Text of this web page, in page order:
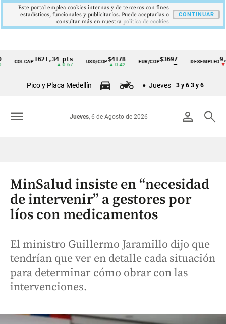
Cintillo
Colombia
1621,34 pts USD/COP$4178
▲ 0.42
EUR/COP$3697
—
DESEMPLEO9,9 %
▼ 0.30
Pico y Placa Medellín Jueves 3 y 6 3 y 6
person search
Jueves, 6 de Agosto de 2026
menu
MinSalud insiste en “necesidad
de intervenir” a gestores por
líos con medicamentos
El ministro Guillermo Jaramillo dijo que
tendrían que ver en detalle cada situación
para determinar cómo obrar con las
intervenciones.
Este portal emplea cookies internas y de terceros con fines
estadísticos, funcionales y publicitarios. Puede aceptarlas o
consultar más en nuestra politica de cookies
CONTINUAR